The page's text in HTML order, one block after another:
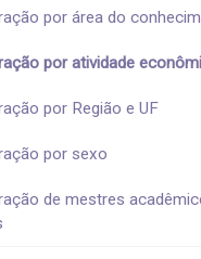
por área do
por atividade
por Região e UF
por sexo
de mestres